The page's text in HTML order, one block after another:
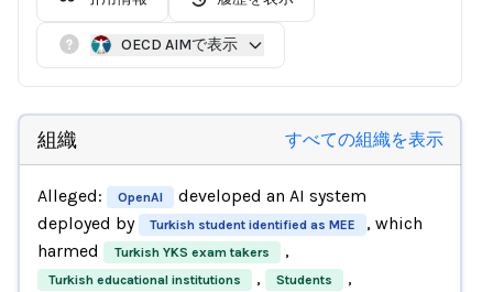
OECD AIMで表示
組織 すべての組織を表示
Alleged: OpenAI
developed an AI system
deployed by
Turkish student identified as MEE
, which
harmed
Turkish YKS exam takers ,
Turkish educational institutions , Students ,